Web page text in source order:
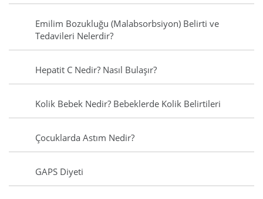
Emilim Bozukluğu (Malabsorbsiyon) Belirti ve
Tedavileri Nelerdir?
Hepatit C Nedir? Nasıl Bulaşır?
Kolik Bebek Nedir? Bebeklerde Kolik Belirtileri
Çocuklarda Astım Nedir?
GAPS Diyeti